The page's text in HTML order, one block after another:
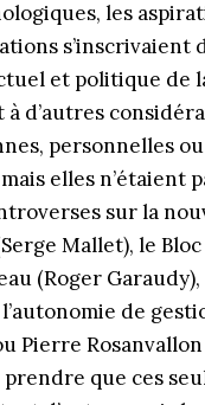
les
s’inscrivaient
et politique de
à d’autres
personnelles
elles n’étaient
sur la
Mallet), le Bloc
(Roger Garaudy),
de
Pierre
que ces